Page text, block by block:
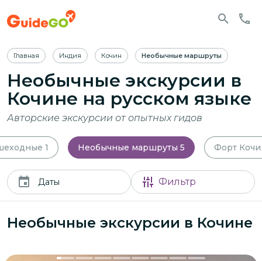
Главная Индия Кочин Необычные маршруты
Необычные экскурсии в
Кочине на русском языке
Авторские экскурсии от опытных гидов
1 Необычные маршруты 5 Форт Кочи
Даты Фильтр
Необычные экскурсии в Кочине